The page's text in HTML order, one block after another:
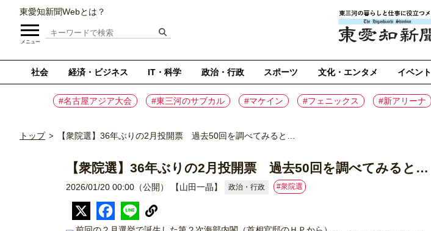
東愛知新聞Webとは？
社会 経済・ビジネス IT・科学 政治・行政 スポーツ 文化・エンタメ イベント
#名古屋アジア大会 #東三河のサブカル #マケイン #フェニックス #新アリーナ
メニュー
トップ > 【衆院選】36年ぶりの2月投開票 過去50回を調べてみると…
【衆院選】36年ぶりの2月投開票 過去50回を調べてみると…
2026/01/20 00:00（公開） 【山田一晶】 政治・行政 #衆院選